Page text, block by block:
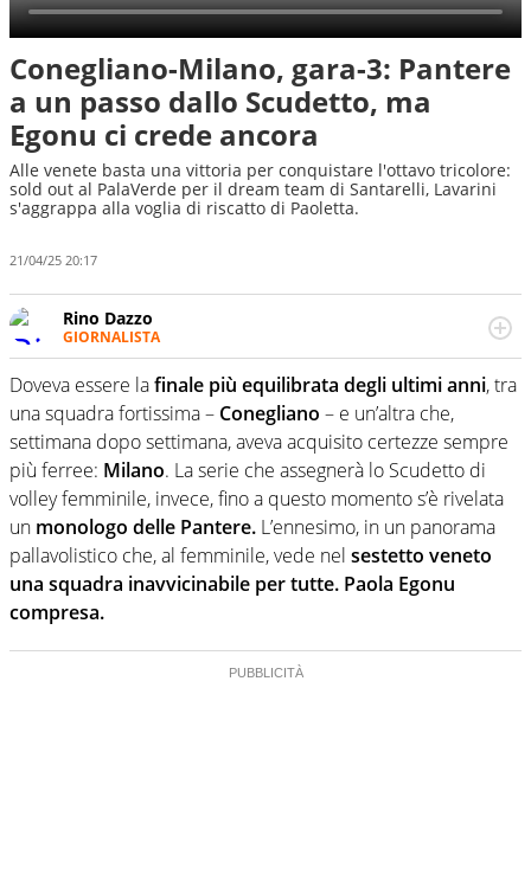
Conegliano-Milano, gara-3: Pantere
a un passo dallo Scudetto, ma
Egonu ci crede ancora
Alle venete basta una vittoria per conquistare l'ottavo tricolore:
sold out al PalaVerde per il dream team di Santarelli, Lavarini
s'aggrappa alla voglia di riscatto di Paoletta.
21/04/25 20:17
Rino Dazzo
GIORNALISTA
Se mai ci fosse modo di traslare il glossario del calcio in
una nicchia di esperti, lui ne farebbe parte. Non si perde
una svista arbitrale né gli umori social del mondo delle
curve
Doveva essere lafinale più equilibrata degli ultimi anni, tra
una squadra fortissima – Conegliano – e un’altra che,
settimana dopo settimana, aveva acquisito certezze sempre
più ferree: Milano. La serie che assegnerà lo Scudetto di
volley femminile, invece, fino a questo momento s’è rivelata
un monologo delle Pantere. L’ennesimo, in un panorama
pallavolistico che, al femminile, vede nel sestetto veneto
una squadra inavvicinabile per tutte. Paola Egonu
compresa.